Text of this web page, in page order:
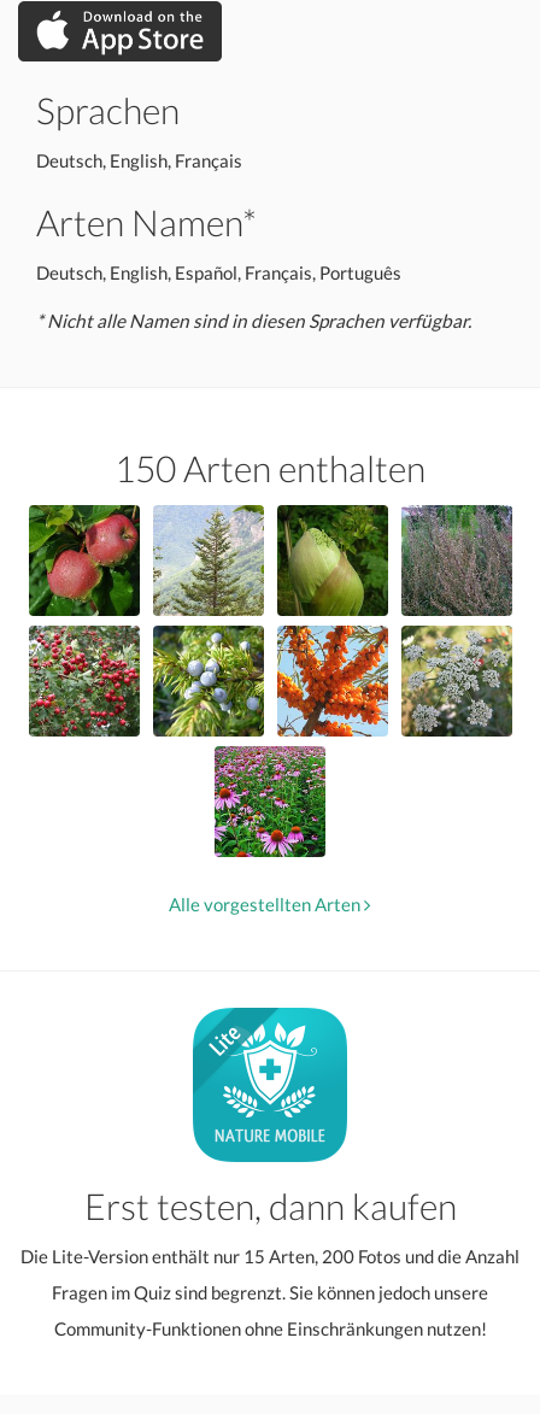
Sprachen
Deutsch, English, Français
Arten Namen*
Deutsch, English, Español, Français, Português
* Nicht alle Namen sind in diesen Sprachen verfügbar.
150 Arten enthalten
Alle vorgestellten Arten
Erst testen, dann kaufen
Die Lite-Version enthält nur 15 Arten, 200 Fotos und die Anzahl
Fragen im Quiz sind begrenzt. Sie können jedoch unsere
Community-Funktionen ohne Einschränkungen nutzen!